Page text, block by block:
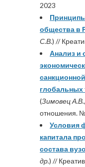
2023
общества в
С.В.) //
Анализ и
глобальных
(Зимовец
отношения.
Условия
капитала
состава
др.) //